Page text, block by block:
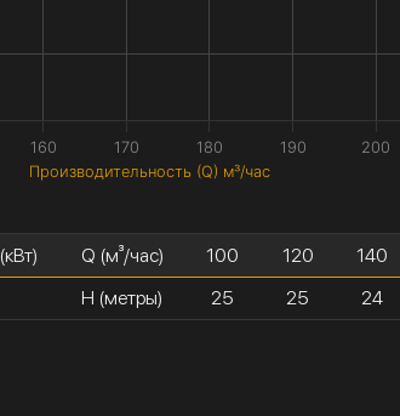
Производительность (Q) м³/час
160 170 180 190 200
(кВт)
Q (м³/час)
H (метры)
100
25
120
25
140
24